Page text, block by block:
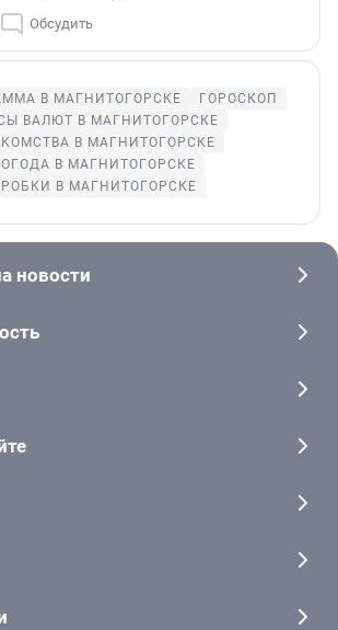
Обсудить
В МАГНИТОГОРСКЕ
ГОРОСКОП
ВАЛЮТ В МАГНИТОГОРСКЕ
В МАГНИТОГОРСКЕ
В МАГНИТОГОРСКЕ
В МАГНИТОГОРСКЕ
новости